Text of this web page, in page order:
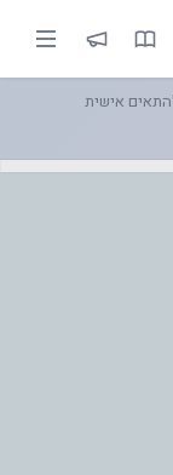
תעשו
אישית